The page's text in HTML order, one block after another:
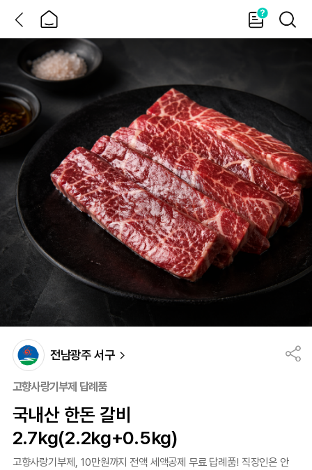
홈
가
이
검
색
전남광주 서구
고향사랑기부제 답례품
국내산 한돈 갈비
2.7kg(2.2kg+0.5kg)
고향사랑기부제, 10만원까지 전액 세액공제 무료 답례품! 직장인은 안